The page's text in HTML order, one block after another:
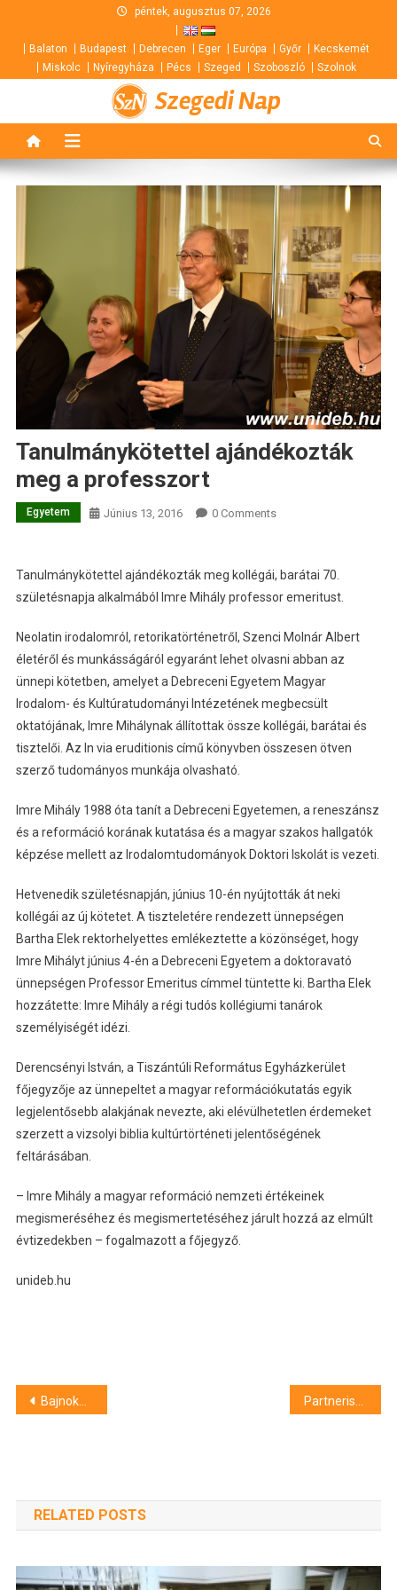
content
péntek, augusztus 07, 2026
Balaton Budapest Debrecen Eger Európa Győr
Kecskemét
Miskolc
Nyíregyháza Pécs Szeged Szoboszló Szolnok
Szegedi Nap
Tanulmánykötettel ajándékozták
meg a professzort
Egyetem Június 13, 2016 0 Comments
Tanulmánykötettel ajándékozták meg kollégái, barátai 70.
születésnapja alkalmából Imre Mihály professor emeritust.
Neolatin irodalomról, retorikatörténetről, Szenci Molnár Albert
életéről és munkásságáról egyaránt lehet olvasni abban az
ünnepi kötetben, amelyet a Debreceni Egyetem Magyar
Irodalom- és Kultúratudományi Intézetének megbecsült
oktatójának, Imre Mihálynak állítottak össze kollégái, barátai és
tisztelői. Az In via eruditionis című könyvben összesen ötven
szerző tudományos munkája olvasható.
Imre Mihály 1988 óta tanít a Debreceni Egyetemen, a reneszánsz
és a reformáció korának kutatása és a magyar szakos hallgatók
képzése mellett az Irodalomtudományok Doktori Iskolát is vezeti.
Hetvenedik születésnapján, június 10-én nyújtották át neki
kollégái az új kötetet. A tiszteletére rendezett ünnepségen
Bartha Elek rektorhelyettes emlékeztette a közönséget, hogy
Imre Mihályt június 4-én a Debreceni Egyetem a doktoravató
ünnepségen Professor Emeritus címmel tüntette ki. Bartha Elek
hozzátette: Imre Mihály a régi tudós kollégiumi tanárok
személyiségét idézi.
Derencsényi István, a Tiszántúli Református Egyházkerület
főjegyzője az ünnepeltet a magyar reformációkutatás egyik
legjelentősebb alakjának nevezte, aki elévülhetetlen érdemeket
szerzett a vizsolyi biblia kultúrtörténeti jelentőségének
feltárásában.
– Imre Mihály a magyar reformáció nemzeti értékeinek
megismeréséhez és megismertetéséhez járult hozzá az elmúlt
évtizedekben – fogalmazott a főjegyző.
unideb.hu
Bejegyzés
Bajnokait ünnepli az egyetem Partneriskola lett a hajdúnánási gimnázium
RELATED POSTS